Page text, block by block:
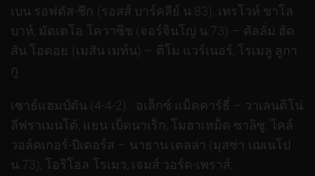
เบน รอฟตัส-ชีก (รอสส์ บาร์คลีย์ น.83), เทรโวห์ ชาโล
บาห์, มัตเตโอ โควาซิช (จอร์จินโญ่ น.73) – คัลลั่ม ฮัด
สัน โอดอย (เมสัน เมท์น) – ติโม แวร์เนอร์, โรเมลู ลูกา
กู
เซาธ์แฮมป์ตัน (4-4-2) : อเล็กซ์ แม็คคาร์ธี่ – วาเลนติโน่
ลีฟราเมนโต้, แยน เบ็ดนาเร็ก, โมฮาเหม็ด ซาลิซู, ไคล์
วอล์คเกอร์-ปีเตอร์ส – นาธาน เตลล่า (มุสซ่า เฌเนโป
น.73), โอริโอล โรเมว, เจมส์ วอร์ด-เพราส์,